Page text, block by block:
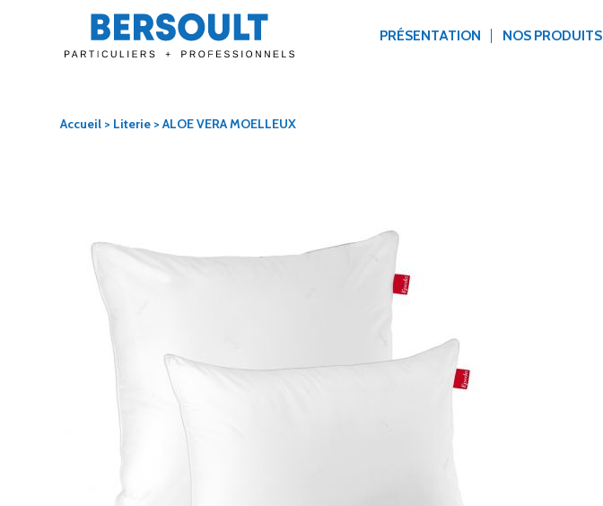
PRÉSENTATION NOS PRODUITS
Accueil > Literie > ALOE VERA MOELLEUX